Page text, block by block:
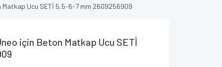
Matkap Ucu SETİ 5,5-6-7 mm 2609256909
için Beton Matkap Ucu SETİ